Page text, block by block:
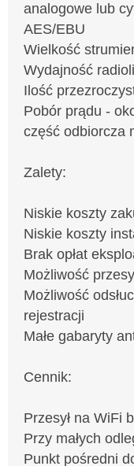
analogowe lub
AES/EBU
Wielkość
Wydajność
Ilość
Pobór prądu -
część odbiorcza
Zalety:
Niskie koszty
Niskie koszty
Brak opłat
Możliwość
Możliwość
rejestracji
Małe gabaryty
Cennik:
Przesył na WiFi
Przy małych
Punkt pośredni